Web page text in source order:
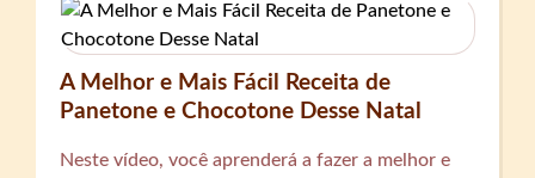
A Melhor e Mais Fácil Receita de
Panetone e Chocotone Desse Natal
Neste vídeo, você aprenderá a fazer a melhor e